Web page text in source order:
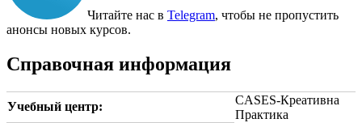
Читайте нас в Telegram, чтобы не пропустить
анонсы новых курсов.
Справочная информация
Учебный центр:
CASES-Креативна
Практика